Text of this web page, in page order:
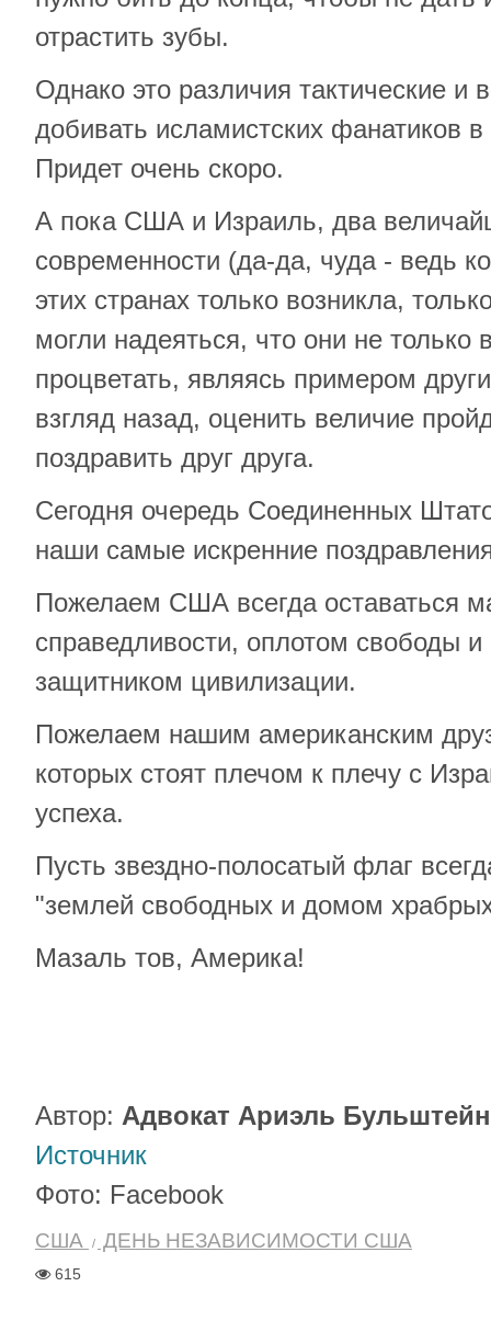
отрастить зубы.
Однако это различия тактические
добивать исламистских фанатиков в
Придет очень скоро.
А пока США и Израиль, два
современности (да-да, чуда - ведь
этих странах только возникла,
могли надеяться, что они не только
процветать, являясь примером
взгляд назад, оценить величие
поздравить друг друга.
Сегодня очередь Соединенных
наши самые искренние
Пожелаем США всегда оставаться
справедливости, оплотом свободы
защитником цивилизации.
Пожелаем нашим американским
которых стоят плечом к плечу с
успеха.
Пусть звездно-полосатый флаг
"землей свободных и домом
Мазаль тов, Америка!
Автор: Адвокат Ариэль Бульштейн
Источник
Фото: Facebook
США ДЕНЬ НЕЗАВИСИМОСТИ США
615